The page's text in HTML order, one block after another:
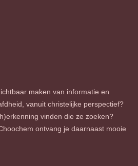
maken van informatie en
vanuit christelijke perspectief?
vinden die ze zoeken?
ontvang je daarnaast mooie